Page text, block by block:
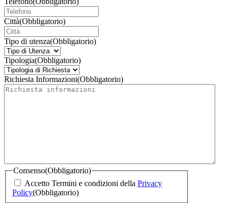
Città(Obbligatorio)
Tipo di utenza(Obbligatorio)
Tipologia(Obbligatorio)
Richiesta Informazioni(Obbligatorio)
Consenso(Obbligatorio)
Accetto Termini e condizioni della Privacy
Policy(Obbligatorio)